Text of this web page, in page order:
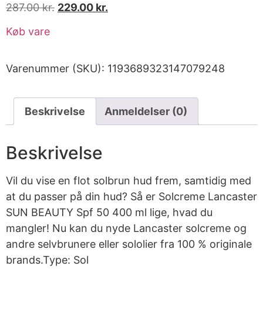
287.00kr. 229.00 kr.
Køb vare
Varenummer (SKU): 1193689323147079248
Beskrivelse Anmeldelser (0)
Beskrivelse
Vil du vise en flot solbrun hud frem, samtidig med
at du passer på din hud? Så er Solcreme Lancaster
SUN BEAUTY Spf 50 400 ml lige, hvad du
mangler! Nu kan du nyde Lancaster solcreme og
andre selvbrunere eller sololier fra 100 % originale
brands.Type: Sol